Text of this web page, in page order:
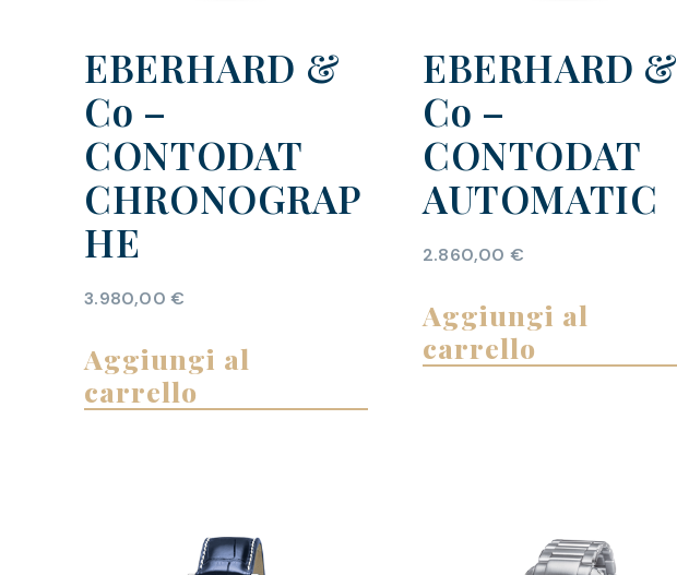
EBERHARD &
Co –
CONTODAT
CHRONOGRAP
HE
3.980,00 €
Aggiungi al
carrello
EBERHARD &
Co –
CONTODAT
AUTOMATIC
2.860,00 €
Aggiungi al
carrello